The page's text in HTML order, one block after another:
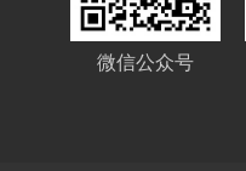
微信公众号